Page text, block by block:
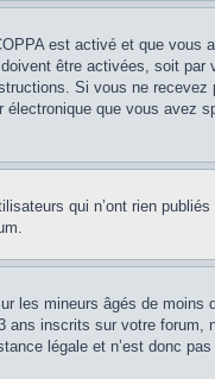
est activé et que vous
être activées, soit par
Si vous ne recevez
que vous avez
qui n’ont rien
les mineurs âgés de moins
ans inscrits sur votre forum,
légale et n’est donc pas